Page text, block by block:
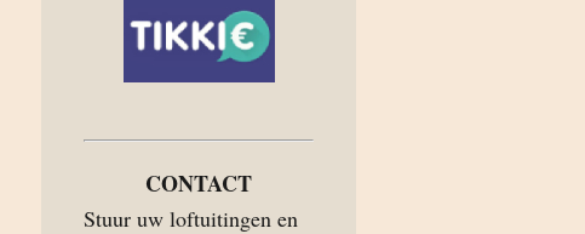
CONTACT
Stuur uw loftuitingen en